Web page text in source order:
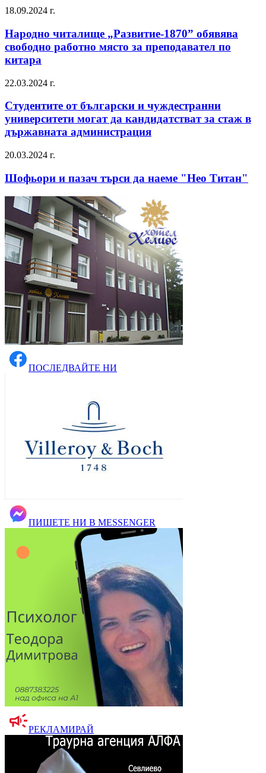
18.09.2024 г.
Народно читалище „Развитие-1870” обявява
свободно работно място за преподавател по
китара
22.03.2024 г.
Студентите от български и чуждестранни
университети могат да кандидатстват за стаж в
държавната администрация
20.03.2024 г.
Шофьори и пазач търси да наеме "Нео Титан"
ПОСЛЕДВАЙТЕ НИ
ПИШЕТЕ НИ В MESSENGER
РЕКЛАМИРАЙ